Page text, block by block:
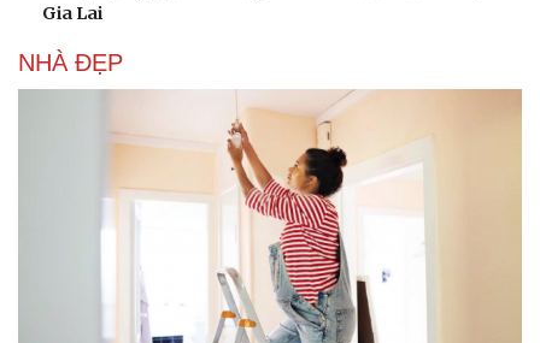
Du lịch
Tư vấn
Săn Tour
Cửa sổ tình yêu
Kể chuyện cho bé
Hạt giống tâm hồn
Gia Lai
NHÀ ĐẸP